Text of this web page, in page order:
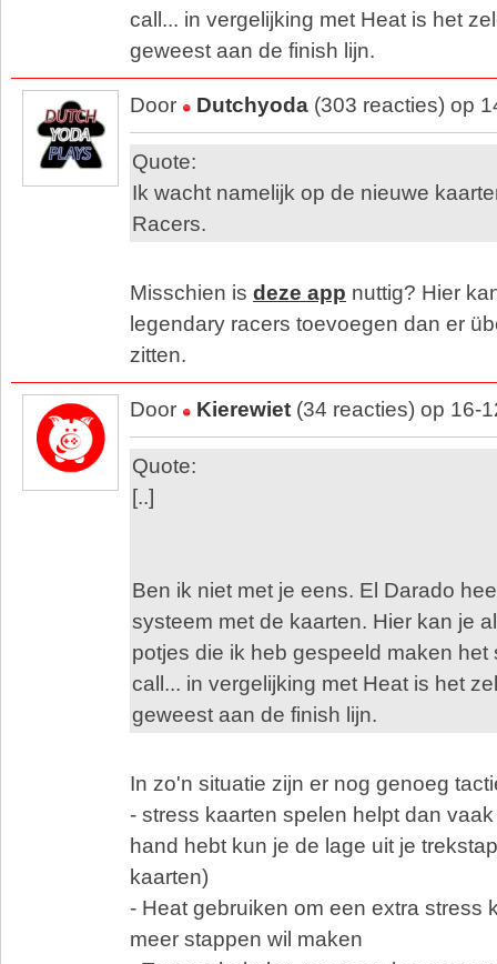
call... in vergelijking met Heat is het
geweest aan de finish lijn.
Door Dutchyoda (303 reacties) op
Quote:
Ik wacht namelijk op de nieuwe
Racers.
Misschien is deze app nuttig? Hier
legendary racers toevoegen dan er
zitten.
Door Kierewiet (34 reacties) op 16-
Quote:
[..]
Ben ik niet met je eens. El Darado
systeem met de kaarten. Hier kan je
potjes die ik heb gespeeld maken het
call... in vergelijking met Heat is het
geweest aan de finish lijn.
In zo'n situatie zijn er nog genoeg
- stress kaarten spelen helpt dan
hand hebt kun je de lage uit je
kaarten)
- Heat gebruiken om een extra stress
meer stappen wil maken